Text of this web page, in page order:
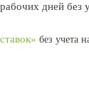
дней без
без учета